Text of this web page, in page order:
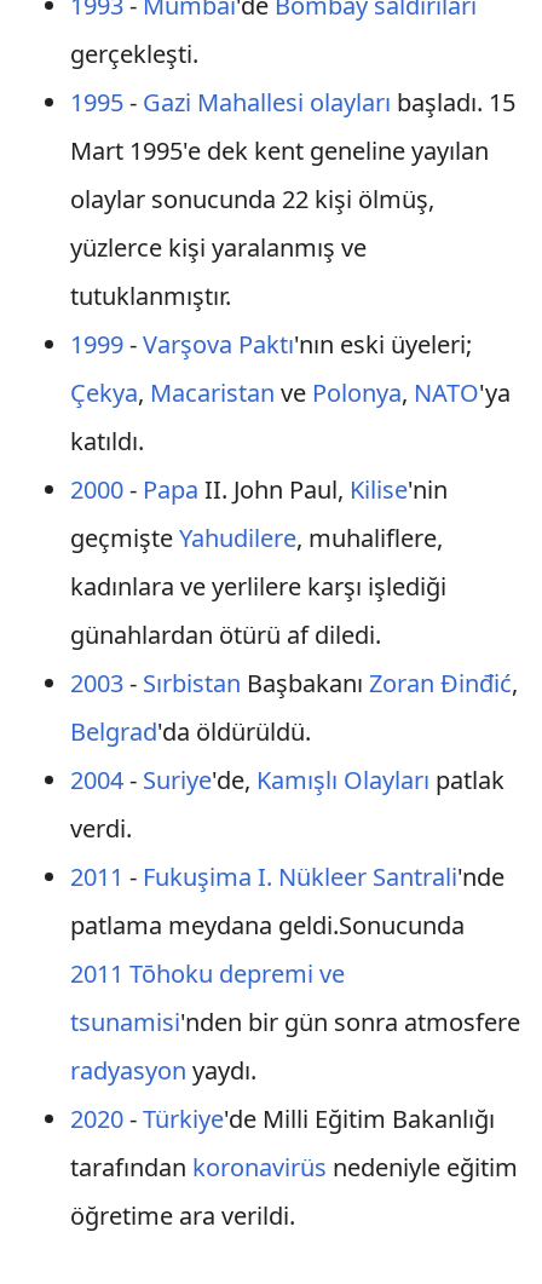
gerçekleşti.
1995- Gazi Mahallesi olayları başladı. 15
Mart 1995'e dek kent geneline yayılan
olaylar sonucunda 22 kişi ölmüş,
yüzlerce kişi yaralanmış ve
tutuklanmıştır.
1999-Varşova Paktı'nın eski üyeleri;
Çekya, Macaristan ve Polonya, NATO'ya
katıldı.
2000- Papa II. John Paul, Kilise'nin
geçmişteYahudilere, muhaliflere,
kadınlara ve yerlilere karşı işlediği
günahlardan ötürü af diledi.
2003- Sırbistan Başbakanı Zoran Đinđić,
Belgrad'da öldürüldü.
2004- Suriye'de, Kamışlı Olayları patlak
verdi.
2011 - Fukuşima I. Nükleer Santrali'nde
patlama meydana geldi.Sonucunda
2011 Tōhoku depremi ve
tsunamisi'nden bir gün sonra atmosfere
radyasyon yaydı.
2020-Türkiye'de Milli Eğitim Bakanlığı
tarafından koronavirüs nedeniyle eğitim
öğretime ara verildi.